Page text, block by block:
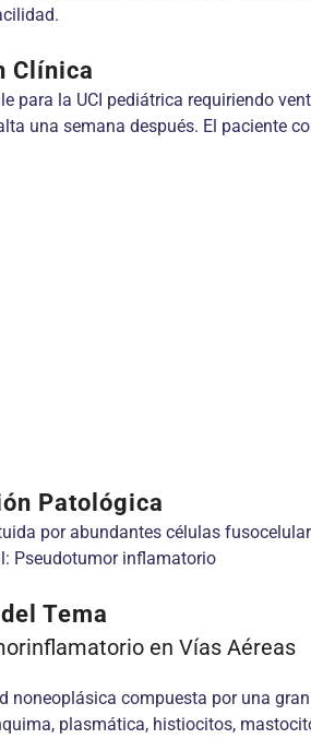
Clínica
para la UCI pediátrica requiriendo
una semana después. El paciente
Patológica
por abundantes células
Pseudotumor inflamatorio
Tema
en Vías Aéreas
noneoplásica compuesta por una
plasmática, histiocitos,